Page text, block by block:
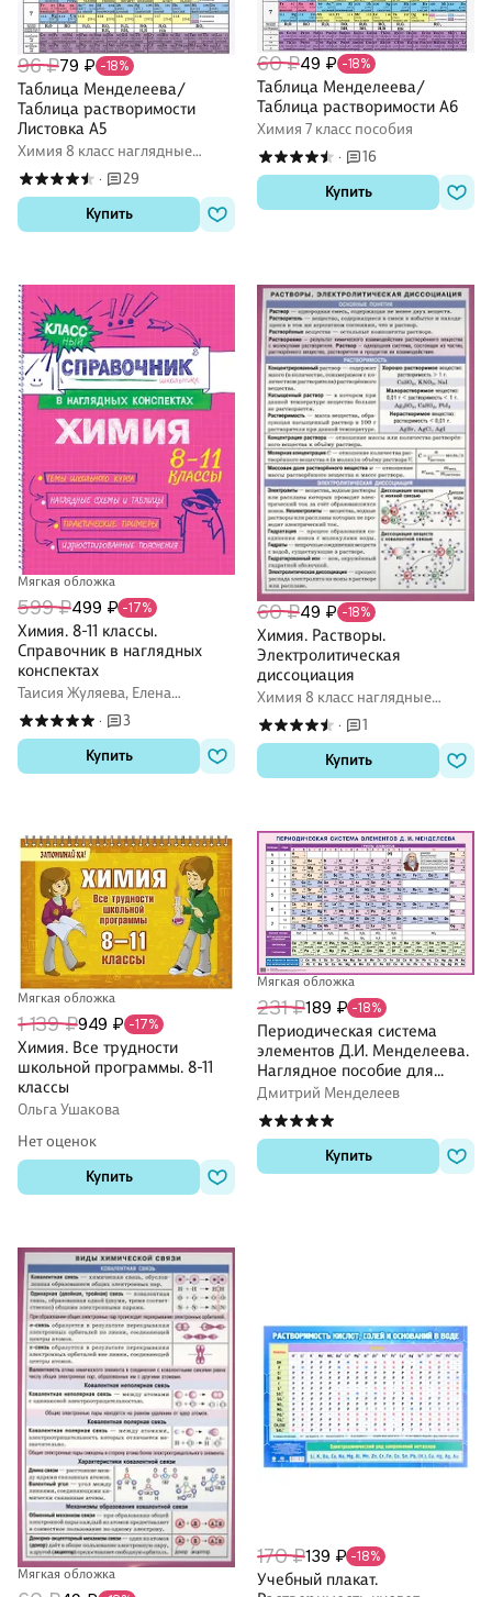
96 ₽79 ₽ -18%
Таблица Менделеева/
Таблица растворимости
Листовка А5
Химия 8 класс наглядные
пособия
·
29
Купить
60 ₽49 ₽ -18%
Таблица Менделеева/
Таблица растворимости А6
Химия 7 класс пособия
·
16
Купить
Мягкая обложка
599 ₽499 ₽ -17%
Химия. 8-11 классы.
Справочник в наглядных
конспектах
Таисия Жуляева, Елена
Крышилович
·
3
Купить
60 ₽49 ₽ -18%
Химия. Растворы.
Электролитическая
диссоциация
Химия 8 класс наглядные
пособия
·
1
Купить
Мягкая обложка
1 139 ₽949 ₽ -17%
Химия. Все трудности
школьной программы. 8-11
классы
Ольга Ушакова
Нет оценок
Купить
Мягкая обложка
231 ₽189 ₽ -18%
Периодическая система
элементов Д.И. Менделеева.
Наглядное пособие для
школы
Дмитрий Менделеев
Купить
Мягкая обложка
170 ₽139 ₽ -18%
Учебный плакат.